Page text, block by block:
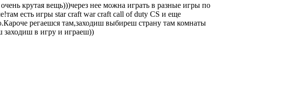
очень крутая вещь)))через нее можна играть в разные игры по
есть игры star craft war craft call of duty CS и еще
регаешся там,заходиш выбиреш страну там комнаты
заходиш в игру и играеш))